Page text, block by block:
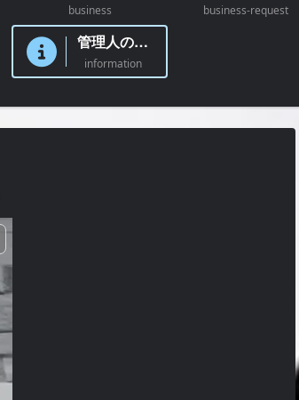
business business-request
管理人のつぶやき
information